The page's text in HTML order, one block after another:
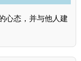
心态，并与他人建